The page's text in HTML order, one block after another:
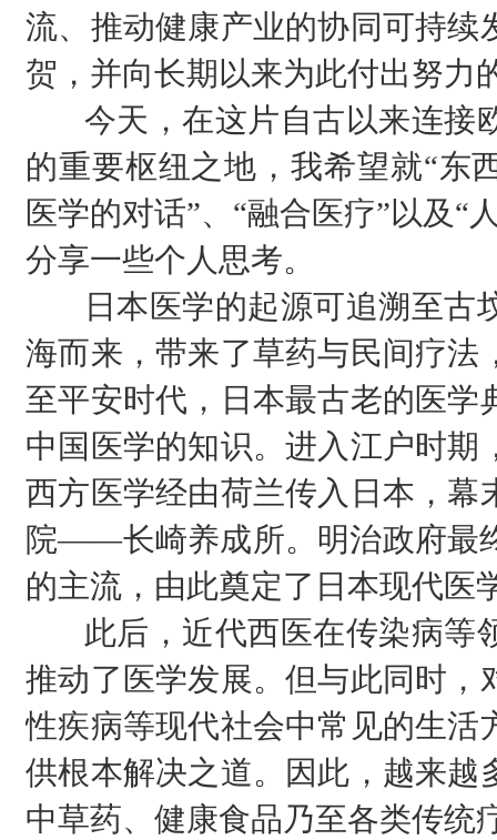
流、推动健康产业的协同可持续
贺，并向长期以来为此付出努力
今天，在这片自古以来连接
的重要枢纽之地，我希望就“
医学的对话”、“融合医疗”以及“
分享一些个人思考。
日本医学的起源可追溯至古
海而来，带来了草药与民间疗法
至平安时代，日本最古老的医
中国医学的知识。进入江户时
西方医学经由荷兰传入日本，幕
院——长崎养成所。明治政府最
的主流，由此奠定了日本现代医
此后，近代西医在传染病等
推动了医学发展。但与此同时，
性疾病等现代社会中常见的生活
供根本解决之道。因此，越来越
中草药、健康食品乃至各类传统